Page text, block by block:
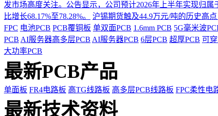
发市场高度关注。公告显示，公司预计2026年上半年实现归
比增长68.17%至78.28%。
沪锡期货触及44.9万元/吨的历史高
FPC 电池PCB PCB覆铜板 单双面PCB 1.6mm PCB 5G毫米波
PCB AI服务器高多层PCB AI服务器PCB 6层PCB 超厚PCB 可
大功率PCB
最新PCB产品
单面板 FR4电路板 高TG线路板 高多层PCB线路板 FPC柔性电
最新技术资料